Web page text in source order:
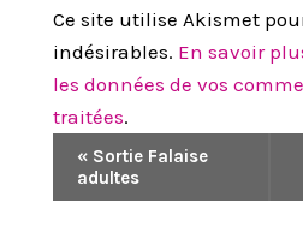
Ce site utilise Akismet
indésirables. En savoir
les données de vos
traitées.
A
« Sortie Falaise
adultes